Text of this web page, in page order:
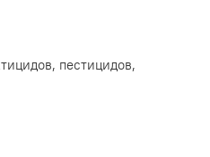
пестицидов,